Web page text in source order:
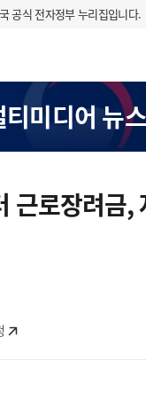
공식 전자정부 누리집입니다.
티미디어 뉴스
근로장려금,